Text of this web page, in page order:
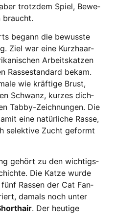
trotz­dem Spiel, Bewe­
braucht.
begann die bewuss­te
Ziel war eine Kurz­haar­
Arbeits­kat­zen
Ras­se­stan­dard bekam.
wie kräf­ti­ge Brust,
Schwanz, kur­zes dich­
Tab­by-Zeich­nun­gen. Die
eine natür­li­che Ras­se,
selek­ti­ve Zucht geformt
gehört zu den wich­tigs­
Die Kat­ze wur­de
Ras­sen der Cat Fan­
damals noch unter
. Der heu­ti­ge